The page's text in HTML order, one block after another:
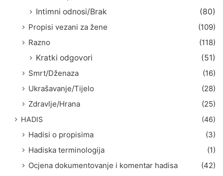
Intimni odnosi/Brak
(80)
Propisi vezani za žene
(109)
Razno
(118)
Kratki odgovori
(51)
Smrt/Dženaza
(16)
Ukrašavanje/Tijelo
(28)
Zdravlje/Hrana
(25)
HADIS (46)
Hadisi o propisima
(3)
Hadiska terminologija
(1)
Ocjena dokumentovanje i komentar hadisa
(42)